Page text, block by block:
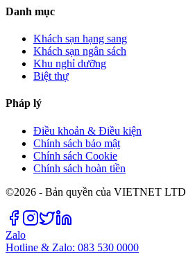
Danh mục
Khách sạn hạng sang
Khách sạn ngân sách
Khu nghỉ dưỡng
Biệt thự
Pháp lý
Điều khoản & Điều kiện
Chính sách bảo mật
Chính sách Cookie
Chính sách hoàn tiền
©2026 - Bản quyền của VIETNET LTD
Zalo
Hotline & Zalo: 083 530 0000